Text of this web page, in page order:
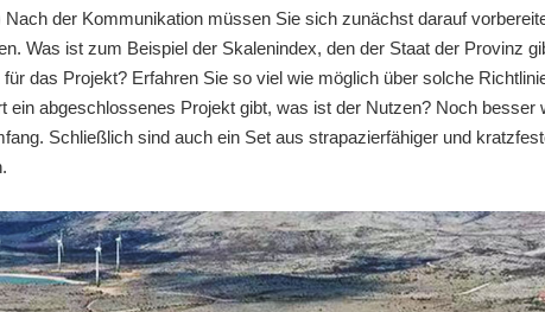
der Kommunikation müssen Sie sich zunächst darauf
Was ist zum Beispiel der Skalenindex, den der Staat der Provinz
das Projekt? Erfahren Sie so viel wie möglich über solche
ein abgeschlossenes Projekt gibt, was ist der Nutzen? Noch besser
Schließlich sind auch ein Set aus strapazierfähiger und